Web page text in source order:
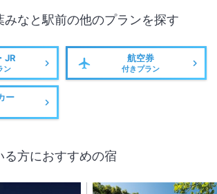
みなと駅前の他のプランを探す
JR
ン
航空券
付きプラン
ー
る方におすすめの宿